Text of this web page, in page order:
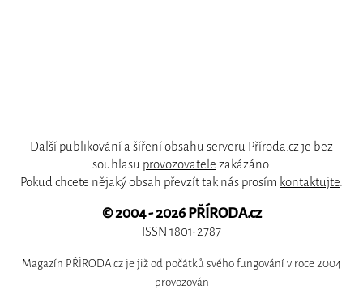
Další publikování a šíření obsahu serveru Příroda.cz je bez
souhlasu provozovatele zakázáno.
Pokud chcete nějaký obsah převzít tak nás prosím kontaktujte.
© 2004 - 2026PŘÍRODA.cz
ISSN 1801-2787
Magazín PŘÍRODA.cz je již od počátků svého fungování v roce 2004
provozován